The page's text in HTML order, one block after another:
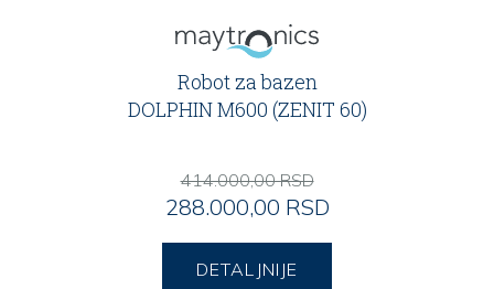
Robot za bazen
DOLPHIN M600 (ZENIT 60)
414.000,00 RSD
288.000,00 RSD
DETALJNIJE